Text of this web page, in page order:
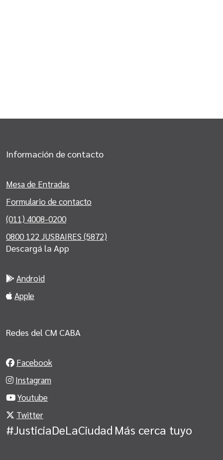
Información de contacto
Mesa de Entradas
Formulario de contacto
(011) 4008-0200
0800 122 JUSBAIRES (5872)
Descargá la App
Android
Apple
Redes del CM CABA
Facebook
Instagram
Youtube
Twitter
#JusticiaDeLaCiudad Más cerca tuyo